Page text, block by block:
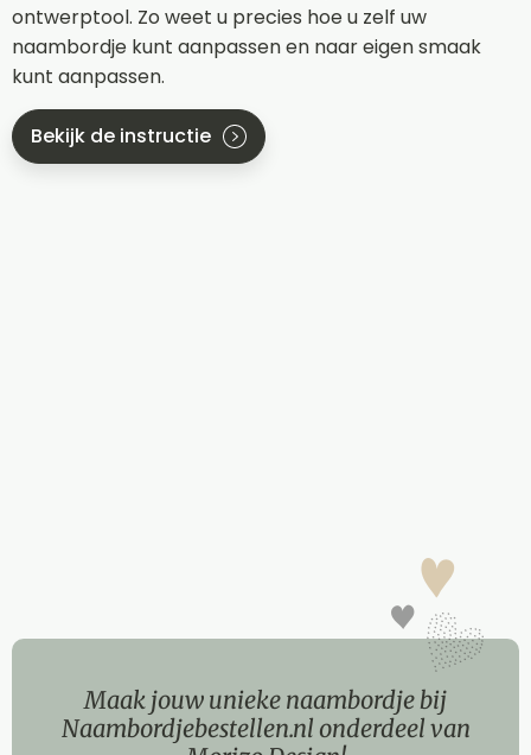
ontwerptool. Zo weet u precies hoe u zelf uw
naambordje kunt aanpassen en naar eigen smaak
kunt aanpassen.
Bekijk de instructie
Maak jouw unieke naambordje bij
Naambordjebestellen.nl onderdeel van